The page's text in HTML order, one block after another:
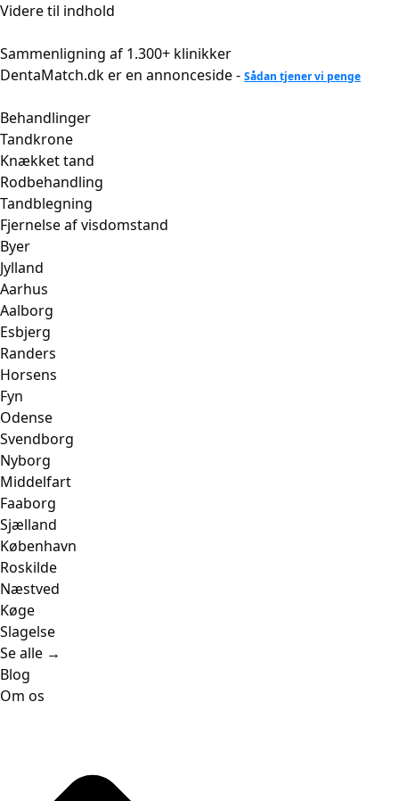
Videre til indhold
Sammenligning af 1.300+ klinikker
DentaMatch.dk er en annonceside - Sådan tjener vi penge
Behandlinger
Tandkrone
Knækket tand
Rodbehandling
Tandblegning
Fjernelse af visdomstand
Byer
Jylland
Aarhus
Aalborg
Esbjerg
Randers
Horsens
Fyn
Odense
Svendborg
Nyborg
Middelfart
Faaborg
Sjælland
København
Roskilde
Næstved
Køge
Slagelse
Se alle →
Blog
Om os